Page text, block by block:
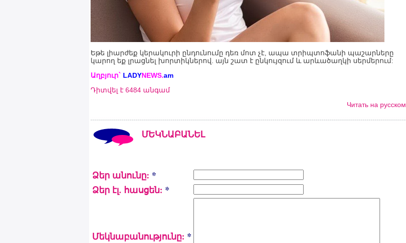
Եթե լիարժեք կերակուրի ընդունումը դեռ մոտ չէ, ապա տրիպտոֆանի պաշարները
կարող եք լրացնել խորտիկներով. այն շատ է ընկույզում և արևածաղկի սերմերում:
Աղբյուր` LADYNEWS.am
Դիտվել է 6484 անգամ
Читать на русском
ՄԵԿՆԱԲԱՆԵԼ
Ձեր անունը: *
Ձեր էլ. հասցեն: *
Մեկնաբանությունը: *